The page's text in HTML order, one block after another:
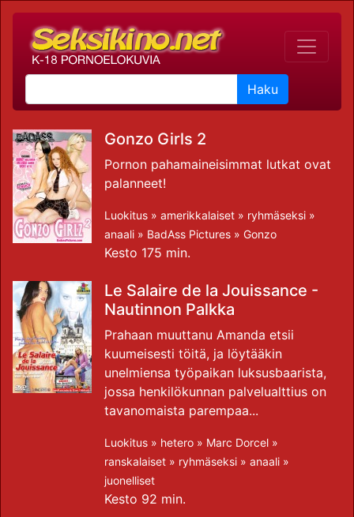
Haku
Gonzo Girls 2
Pornon pahamaineisimmat lutkat ovat
palanneet!
Luokitus » amerikkalaiset » ryhmäseksi »
anaali » BadAss Pictures » Gonzo
Kesto 175 min.
Le Salaire de la Jouissance -
Nautinnon Palkka
Prahaan muuttanu Amanda etsii
kuumeisesti töitä, ja löytääkin
unelmiensa työpaikan luksusbaarista,
jossa henkilökunnan palvelualttius on
tavanomaista parempaa...
Luokitus » hetero » Marc Dorcel »
ranskalaiset » ryhmäseksi » anaali »
juonelliset
Kesto 92 min.